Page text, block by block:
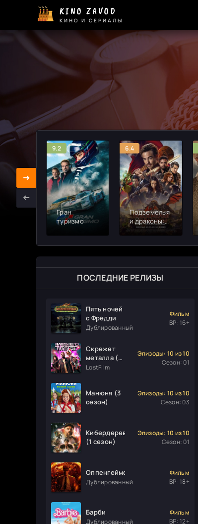
KINO ZAVOD
КИНО И СЕРИАЛЫ
9.2
Гран
туризмо
6.4
Подземелья
и драконы:
Честь среди
ПОСЛЕДНИЕ РЕЛИЗЫ
Пять ночей
с Фредди
Дублированный
Фильм
ВР: 16+
Скрежет
металла (1
сезон)
LostFilm
Эпизоды: 10 из 10
Сезон: 01
Манюня (3
сезон)
Эпизоды: 10 из 10
Сезон: 03
Кибердеревня
(1 сезон)
Эпизоды: 10 из 10
Сезон: 01
Оппенгеймер
Дублированный
Фильм
ВР: 18+
Барби
Дублированный
Фильм
ВР: 12+